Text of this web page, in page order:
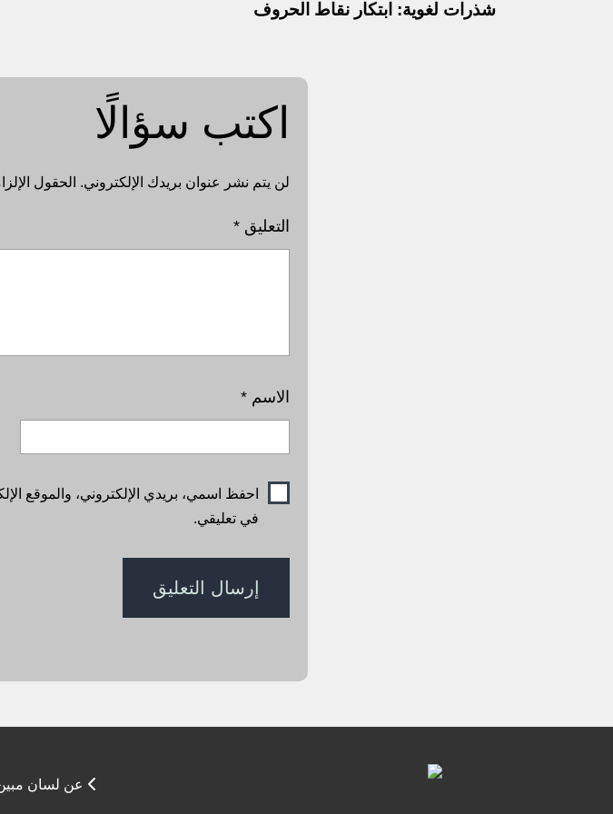
شذرات لغوية: ابتكار نقاط الحروف
اكتب سؤالًا
لن يتم نشر عنوان بريدك الإلكتروني. الحقول
التعليق *
الاسم *
احفظ اسمي، بريدي الإلكتروني، والموقع
في تعليقي.
عن لسان